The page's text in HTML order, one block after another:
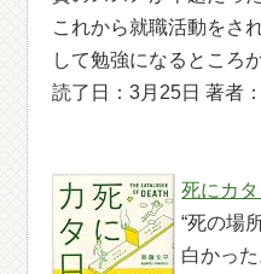
これから就職活動をさ
して勉強になるところ
読了日：3月25日 著者
死にカ
“死の場
白かっ